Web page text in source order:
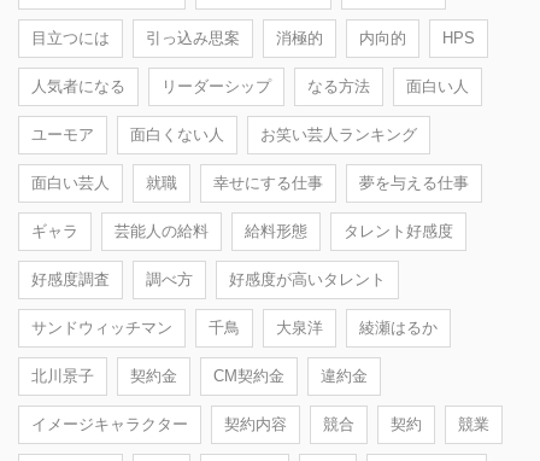
目立つには 引っ込み思案 消極的 内向的 HPS
人気者になる リーダーシップ なる方法 面白い人
ユーモア 面白くない人 お笑い芸人ランキング
面白い芸人 就職 幸せにする仕事 夢を与える仕事
ギャラ 芸能人の給料 給料形態 タレント好感度
好感度調査 調べ方 好感度が高いタレント
サンドウィッチマン 千鳥 大泉洋 綾瀬はるか
北川景子 契約金 CM契約金 違約金
イメージキャラクター 契約内容 競合 契約 競業